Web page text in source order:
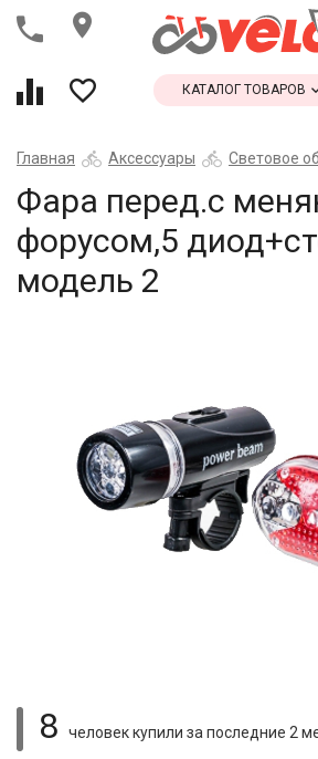
КАТАЛОГ ТОВАРОВ
Главная Аксессуары Световое
Фара перед.с
форусом,5
модель 2
8 человек купили за последние 2